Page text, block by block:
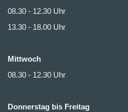
08.30 - 12.30 Uhr
13.30 - 18.00 Uhr
Mittwoch
08.30 - 12.30 Uhr
Donnerstag bis Freitag